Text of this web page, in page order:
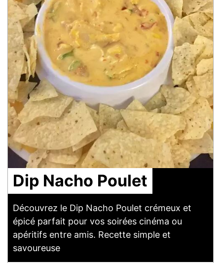
Dip Nacho Poulet
Découvrez le Dip Nacho Poulet crémeux et
épicé parfait pour vos soirées cinéma ou
apéritifs entre amis. Recette simple et
savoureuse